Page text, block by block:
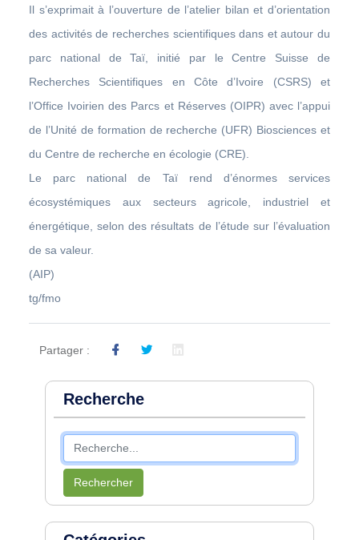
Il s’exprimait à l’ouverture de l’atelier bilan et d’orientation
des activités de recherches scientifiques dans et autour du
parc national de Taï, initié par le Centre Suisse de
Recherches Scientifiques en Côte d’Ivoire (CSRS) et
l’Office Ivoirien des Parcs et Réserves (OIPR) avec l’appui
de l’Unité de formation de recherche (UFR) Biosciences et
du Centre de recherche en écologie (CRE).
Le parc national de Taï rend d’énormes services
écosystémiques aux secteurs agricole, industriel et
énergétique, selon des résultats de l’étude sur l’évaluation
de sa valeur.
(AIP)
tg/fmo
Partager :
Recherche
Rechercher